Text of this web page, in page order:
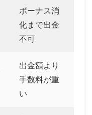
ボーナス消
化まで出金
不可
出金額より
手数料が重
い